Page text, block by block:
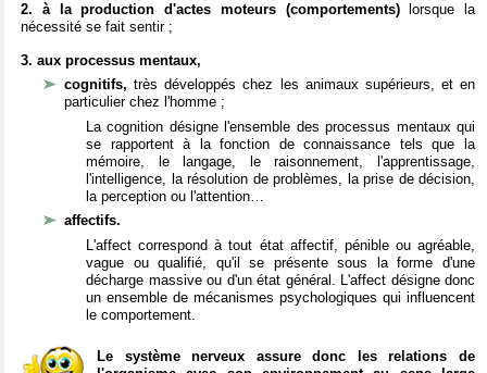
2. à la production d'actes moteurs (comportements)lorsque la
nécessité se fait sentir ;
3. aux processus mentaux,
cognitifs,très développés chez les animaux supérieurs, et en
particulier chez l'homme ;
La cognition désigne l'ensemble des processus mentaux qui
se rapportent à la fonction de connaissance tels que la
mémoire, le langage, le raisonnement, l'apprentissage,
l'intelligence, la résolution de problèmes, la prise de décision,
la perception ou l'attention…
affectifs.
L'affect correspond à tout état affectif, pénible ou agréable,
vague ou qualifié, qu'il se présente sous la forme d'une
décharge massive ou d'un état général. L'affect désigne donc
un ensemble de mécanismes psychologiques qui influencent
le comportement.
Le système nerveux assure donc les relations de